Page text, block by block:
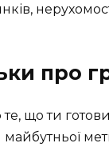
про
що ти